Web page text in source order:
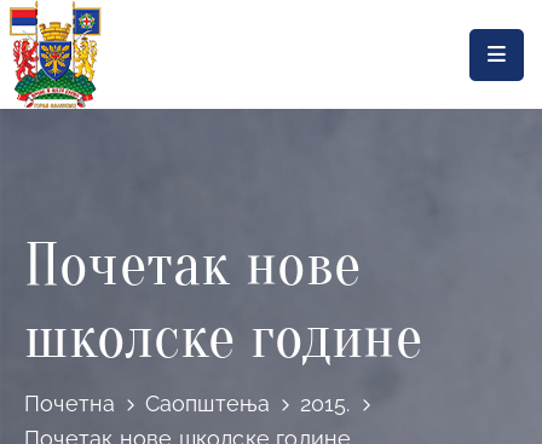
Насловна
Општинска
управа
Актуелности
Горњи
Почетак нове
школске године
Почетна Саопштења
2015.
Почетак нове школске године